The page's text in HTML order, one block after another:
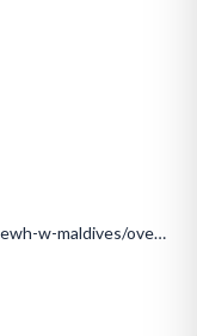
www.marriott.com/en-us/hotels/mlewh-w-maldives/overview/